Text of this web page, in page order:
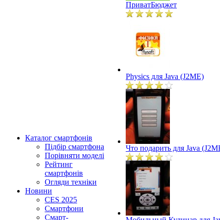
Каталог смартфонів
Підбір смартфона
Порівняти моделі
Рейтинг
смартфонів
Огляди техніки
Новини
CES 2025
Смартфони
Смарт-
ПриватБюджет
Physics для Java (J2ME)
Что подарить для Java